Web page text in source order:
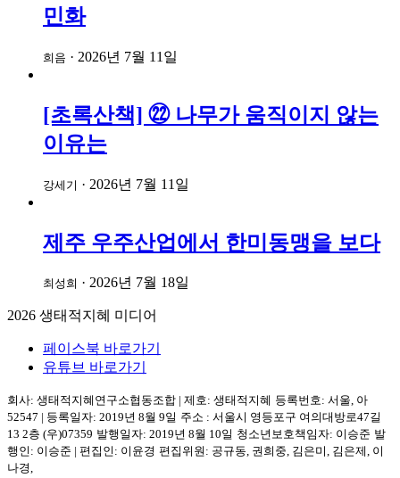
민화
희음 · 2026년 7월 11일
[초록산책] ㉒ 나무가 움직이지 않는
이유는
강세기 · 2026년 7월 11일
제주 우주산업에서 한미동맹을 보다
최성희 · 2026년 7월 18일
2026 생태적지혜 미디어
페이스북 바로가기
유튜브 바로가기
회사: 생태적지혜연구소협동조합 | 제호: 생태적지혜 등록번호: 서울, 아
52547 | 등록일자: 2019년 8월 9일 주소 : 서울시 영등포구 여의대방로47길
13 2층 (우)07359 발행일자: 2019년 8월 10일 청소년보호책임자: 이승준 발
행인: 이승준 | 편집인: 이윤경 편집위원: 공규동, 권희중, 김은미, 김은제, 이
나경,